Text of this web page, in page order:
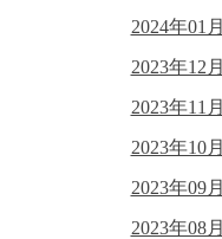
2024年01月
2023年12月
2023年11月
2023年10月
2023年09月
2023年08月